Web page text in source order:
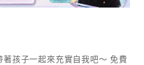
孩子一起來充實自我吧～ 免費